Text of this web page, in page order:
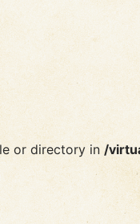
or directory in /